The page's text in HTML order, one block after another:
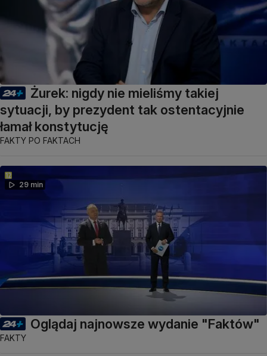
Żurek: nigdy nie mieliśmy takiej
sytuacji, by prezydent tak ostentacyjnie
łamał konstytucję
FAKTY PO FAKTACH
29 min
Oglądaj najnowsze wydanie "Faktów"
FAKTY